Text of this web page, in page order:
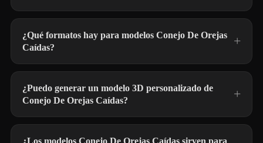
¿Qué formatos hay para modelos Conejo De Orejas
Caídas?
¿Puedo generar un modelo 3D personalizado de
Conejo De Orejas Caídas?
¿Los modelos Conejo De Orejas Caídas sirven para